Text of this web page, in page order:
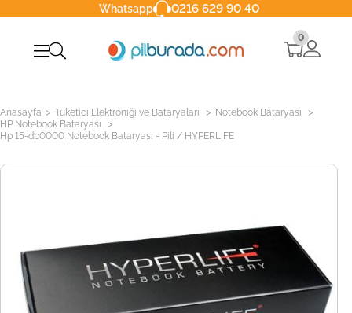
Whatsapp 0216 629 90 40
0
Anasayfa > Tüketici Elektroniği ve Bataryaları > Notebook Bataryası >
HP Notebook Bataryası >
Hp 15-db0000 Notebook Bataryası - Pili / HYPERLIFE